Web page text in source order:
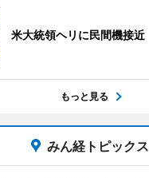
米大統領ヘリに民間機接近
もっと見る
みん経トピックス